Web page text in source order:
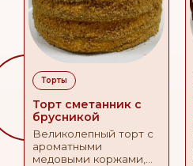
Торты
Торт сметанник с
брусникой
Великолепный торт с
ароматными
медовыми коржами,